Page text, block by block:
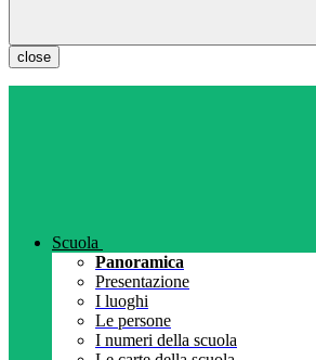
close
Scuola
Panoramica
Presentazione
I luoghi
Le persone
I numeri della scuola